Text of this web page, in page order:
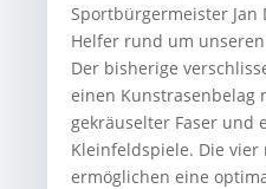
Sportbürgermeister
Helfer rund um unseren
Der bisherige
einen Kunstrasenbelag
gekräuselter Faser und
Kleinfeldspiele. Die
ermöglichen eine